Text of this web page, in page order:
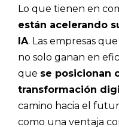
Lo que tienen en
están acelerando
IA. Las empresas
no solo ganan en
que se posicionan
transformación
camino hacia el
como una ventaja